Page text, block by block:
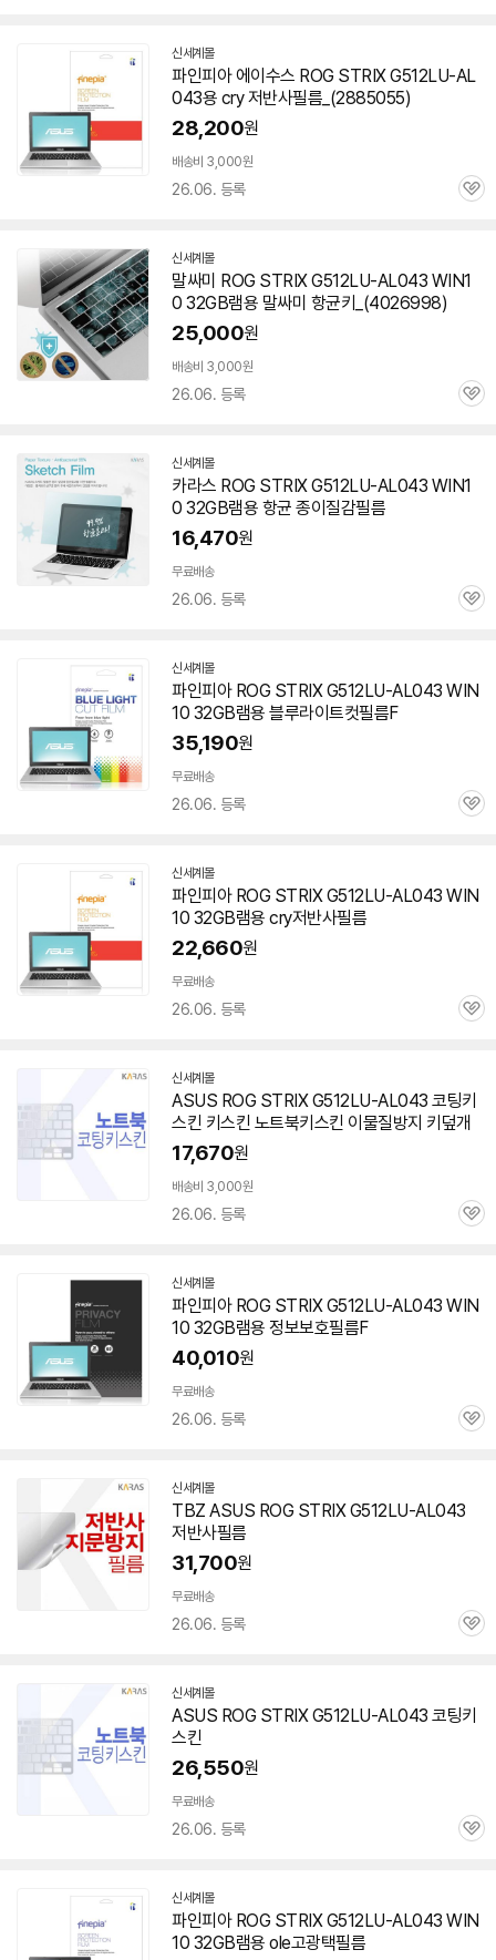
신세계몰
파인피아 에이수스 ROG STRIX G512LU-AL
043용 cry 저반사필름_(2885055)
28,200원
배송비 3,000원
26.06. 등록
관
신세계몰
말싸미 ROG STRIX G512LU-AL043 WIN1
0 32GB램용 말싸미 항균키_(4026998)
25,000원
배송비 3,000원
26.06. 등록
관
신세계몰
카라스 ROG STRIX G512LU-AL043 WIN1
0 32GB램용 항균 종이질감필름
16,470원
무료배송
26.06. 등록
관
신세계몰
파인피아 ROG STRIX G512LU-AL043 WIN
10 32GB램용 블루라이트컷필름F
35,190원
무료배송
26.06. 등록
관
신세계몰
파인피아 ROG STRIX G512LU-AL043 WIN
10 32GB램용 cry저반사필름
22,660원
무료배송
26.06. 등록
관
신세계몰
ASUS ROG STRIX G512LU-AL043 코팅키
스킨 키스킨 노트북키스킨 이물질방지 키덮개
17,670원
배송비 3,000원
26.06. 등록
관
신세계몰
파인피아 ROG STRIX G512LU-AL043 WIN
10 32GB램용 정보보호필름F
40,010원
무료배송
26.06. 등록
관
신세계몰
TBZ ASUS ROG STRIX G512LU-AL043
저반사필름
31,700원
무료배송
26.06. 등록
관
신세계몰
ASUS ROG STRIX G512LU-AL043 코팅키
스킨
26,550원
무료배송
26.06. 등록
관
신세계몰
파인피아 ROG STRIX G512LU-AL043 WIN
10 32GB램용 ole고광택필름